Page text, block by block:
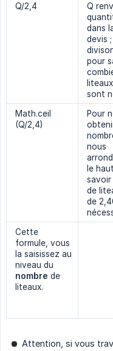
Q/2,4
Q
dans
devis
pour
sont
Math.ceil
(Q/2,4)
Pour
nous
le
savoir
de
de
Cette
formule, vous
la saisissez au
niveau du
nombre de
liteaux.
Attention, si vous